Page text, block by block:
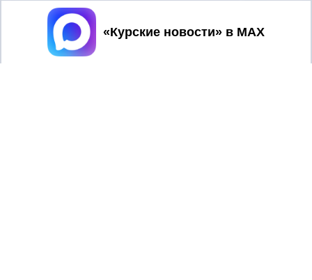
Принять